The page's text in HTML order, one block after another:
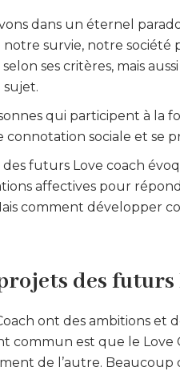
dans un éternel
notre survie, notre
selon ses critères, mais
sujet.
qui participent à
connotation sociale et se
des futurs Love coach
affectives pour
comment développer
projets des
Coach ont des ambitions
commun est que le
de l’autre.